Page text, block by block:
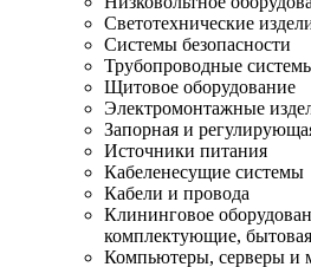
Светотехнические
Системы безопасности
Трубопроводные
Щитовое оборудование
Электромонтажные
Запорная и
Источники питания
Кабеленесущие системы
Кабели и провода
Клининговое
комплектующие,
Компьютеры, серверы и